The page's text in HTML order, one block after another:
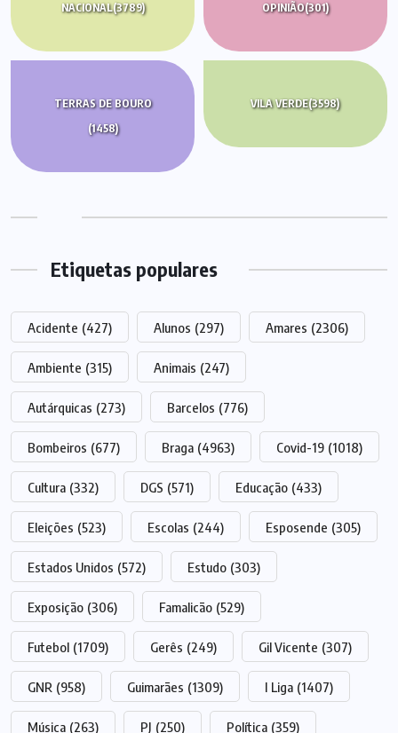
NACIONAL(3789) OPINIÃO(301)
TERRAS DE BOURO
(1458)
VILA VERDE(3598)
Etiquetas populares
Acidente (427) Alunos (297) Amares (2306)
Ambiente (315) Animais (247)
Autárquicas (273) Barcelos (776)
Bombeiros (677) Braga (4963) Covid-19 (1018)
Cultura (332) DGS (571) Educação (433)
Eleições (523) Escolas (244) Esposende (305)
Estados Unidos (572) Estudo (303)
Exposição (306) Famalicão (529)
Futebol (1709) Gerês (249) Gil Vicente (307)
GNR (958) Guimarães (1309) I Liga (1407)
Música (263) PJ (250) Política (359)